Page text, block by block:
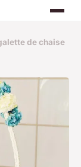
de chaise